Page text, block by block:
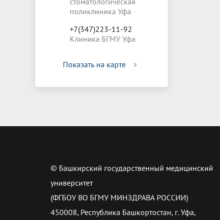
поликлиника Уфа
+7(347)223-11-92
Клиника БГМУ Уфа
Показать на карте
© Башкирский государственный медицинский
университет
(ФГБОУ ВО БГМУ МИНЗДРАВА РОССИИ)
450008, Республика Башкортостан, г. Уфа,